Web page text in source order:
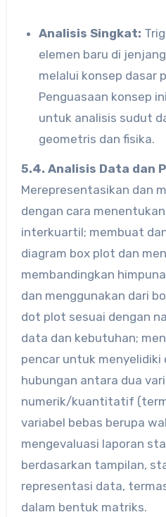
Analisis Singkat:
elemen baru di
melalui konsep dasar
Penguasaan konsep
untuk analisis sudut
geometris dan fisika.
5.4. Analisis Data dan
Merepresentasikan dan
dengan cara
interkuartil; membuat
diagram box plot dan
membandingkan
dan menggunakan dari
dot plot sesuai dengan
data dan kebutuhan;
pencar untuk menyelidiki
hubungan antara dua
numerik/kuantitatif
variabel bebas berupa
mengevaluasi laporan
berdasarkan tampilan,
representasi data,
dalam bentuk matriks.